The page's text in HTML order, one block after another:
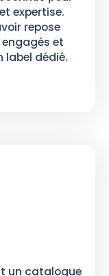
expertise.
repose
et
label dédié.
un catalogue